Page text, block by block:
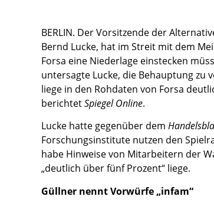
BERLIN. Der Vorsitzende der
Bernd Lucke, hat im Streit mit dem
Forsa eine Niederlage einstecken
untersagte Lucke, die Behauptung zu
liege in den Rohdaten von Forsa
berichtetSpiegel Online.
Lucke hatte gegenüber dem
Forschungsinstitute nutzen den
habe Hinweise von Mitarbeitern der
„deutlich über fünf Prozent“ liege.
Güllner nennt Vorwürfe „infam“